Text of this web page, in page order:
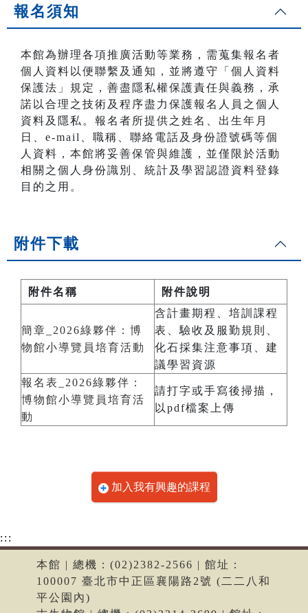
報名須知
本館為辦理各項推廣活動等業務，需蒐集報名者
個人資料以便聯繫及通知，並將遵守「個人資料
保護法」規定，善盡隱私權保護責任與義務，承
諾以合理之技術及程序盡力保護報名人員之個人
資料及隱私。報名者所提供之姓名、出生年月
日、e-mail、職稱、聯絡電話及身份證號碼等個
人資料，本館將妥善保管與維護，並僅限於活動
相關之個人身份識別、統計及學習認證資料登錄
目的之用。
附件下載
附件名稱 附件說明
簡章_2026綠夥伴：博
物館小導覽員培育活動
含計畫期程、培訓課程
表、驗收及服勤規則、
化石採集注意事項、建
議學習資源
報名表_2026綠夥伴：
博物館小導覽員培育活
動
請打字或手寫後掃描，
以pdf檔案上傳
加入我有興趣的課程
:::
本館 | 總機：(02)2382-2566 | 館址：
100007 臺北市中正區襄陽路2號 (二二八和
平公園內)